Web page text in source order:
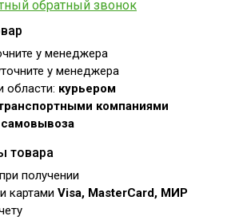
обратный звонок
у менеджера
у менеджера
области: курьером
компаниями
самовывоза
товара
получении
картами Visa, MasterCard, МИР